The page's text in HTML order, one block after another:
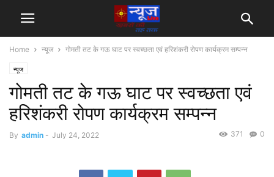
Home न्यूज गोमती तट के गऊ घाट पर स्वच्छता एवं हरिशंकरी रोपण कार्यक्रम सम्पन्न
न्यूज
गोमती तट के गऊ घाट पर स्वच्छता एवं
हरिशंकरी रोपण कार्यक्रम सम्पन्न
By admin - July 24, 2022 0
371